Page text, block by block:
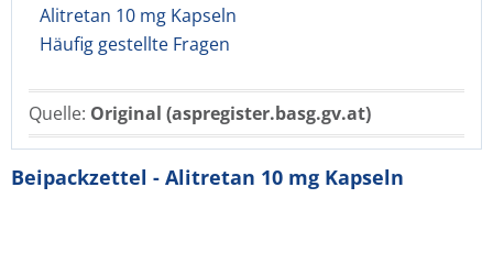
Alitretan 10 mg Kapseln
Häufig gestellte Fragen
Quelle: Original (aspregister.basg.gv.at)
Beipackzettel - Alitretan 10 mg Kapseln